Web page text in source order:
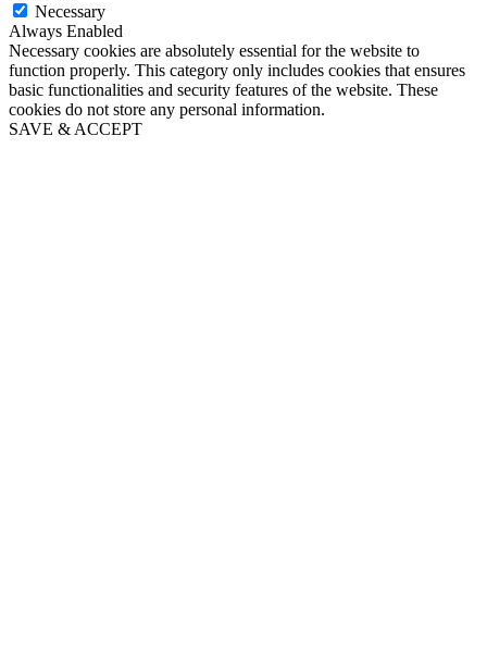
Necessary
Always Enabled
Necessary cookies are absolutely essential for the website to
function properly. This category only includes cookies that ensures
basic functionalities and security features of the website. These
cookies do not store any personal information.
SAVE & ACCEPT